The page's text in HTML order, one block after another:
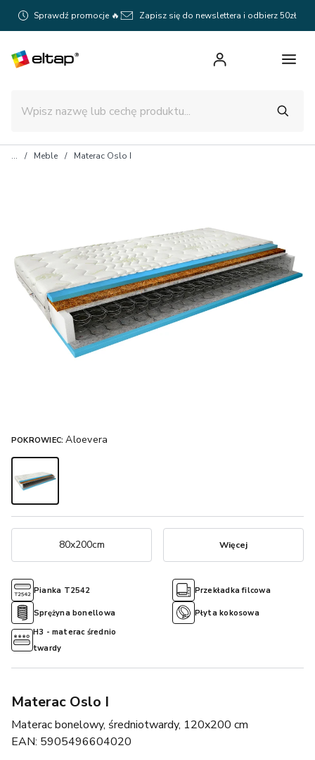
Sprawdź promocje 🔥 Zapisz się do newslettera i odbierz 50zł
Meble Materac Oslo I
Materac Oslo I
Materac bonelowy, średniotwardy, 120x200 cm
EAN: 5905496604020
POKROWIEC: Aloevera
Pianka T2542 Przekładka filcowa
Sprężyna bonellowa
Płyta kokosowa
H3 - materac średnio
twardy
80x200cm Więcej